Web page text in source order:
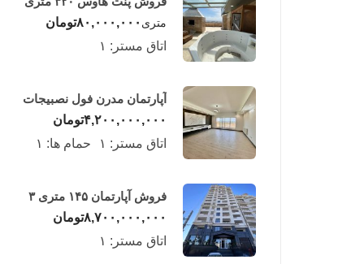
لوکس در طبقه چهاردهم
فریدونکنار
متری ۸۰,۰۰۰,۰۰۰تومان
اتاق مستر: ۱
آپارتمان مدرن فول نصبیجات
ساحلی/فریدونکنار
۴,۲۰۰,۰۰۰,۰۰۰تومان
اتاق مستر: ۱ حمام ها: ۱
فروش آپارتمان ۱۴۵ متری ۳
خوابه در فریدونکنار
۸,۷۰۰,۰۰۰,۰۰۰تومان
اتاق مستر: ۱